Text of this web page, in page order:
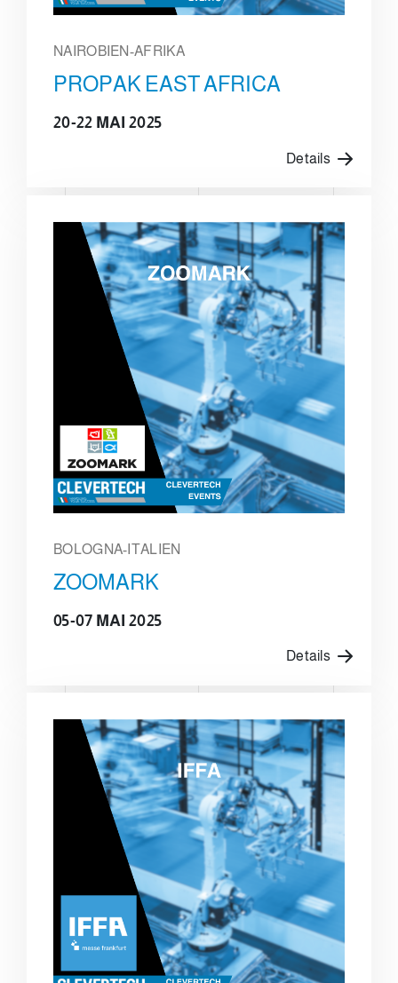
NAIROBIEN-AFRIKA
PROPAK EAST AFRICA
20-22 MAI 2025
Details
BOLOGNA-ITALIEN
ZOOMARK
05-07 MAI 2025
Details